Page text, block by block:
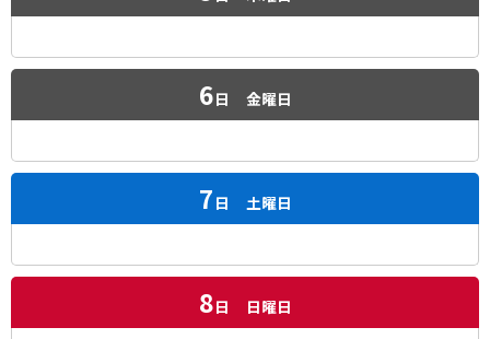
6日 金曜日
7 日 土曜日
8日 日曜日